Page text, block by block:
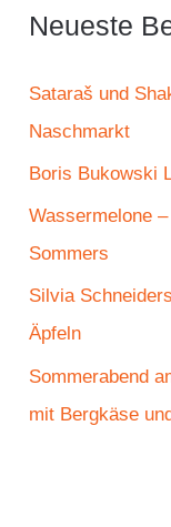
e
n
a
c
Neueste
Sataraš und
Naschmarkt
Boris Bukowski
Wassermelone
Sommers
Silvia
Äpfeln
Sommerabend
mit Bergkäse